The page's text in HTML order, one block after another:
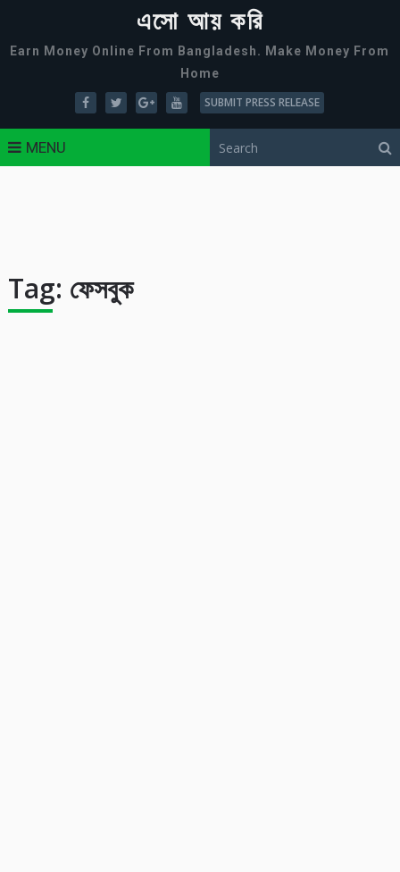
এসো আয় করি
Earn Money Online From Bangladesh. Make Money From
Home
SUBMIT PRESS RELEASE
MENU
Tag: ফেসবুক